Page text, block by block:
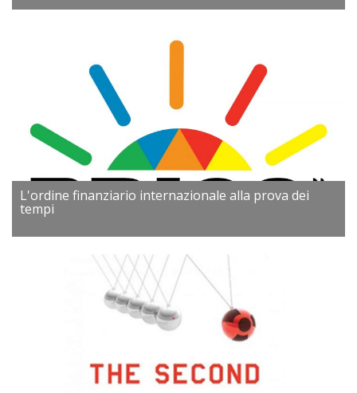
L'ordine finanziario internazionale alla prova dei
tempi